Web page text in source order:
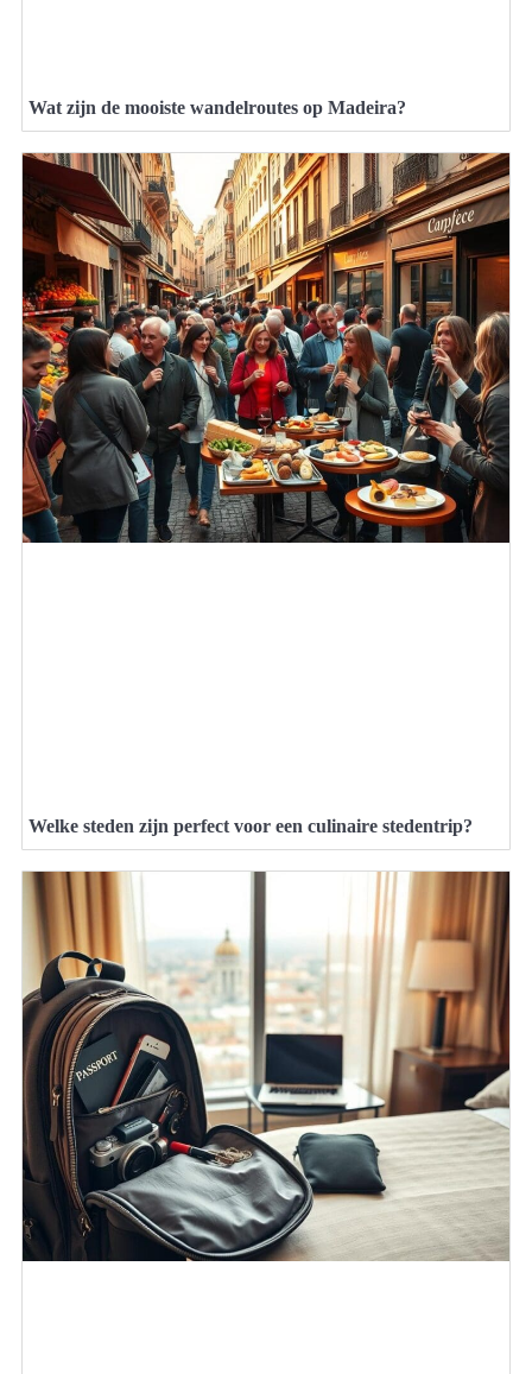
Wat zijn de mooiste wandelroutes op Madeira?
Welke steden zijn perfect voor een culinaire stedentrip?